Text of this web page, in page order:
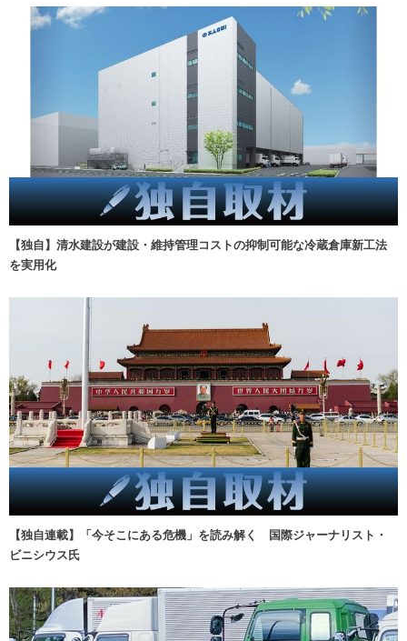
【独自】清水建設が建設・維持管理コストの抑制可能な冷蔵倉庫新工法
を実用化
【独自連載】「今そこにある危機」を読み解く 国際ジャーナリスト・
ビニシウス氏